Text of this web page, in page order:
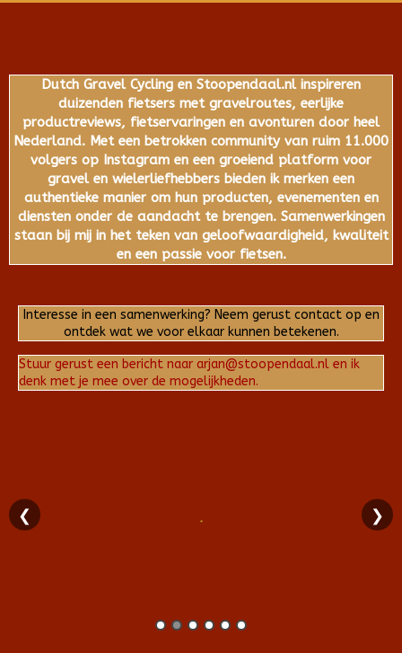
Dutch Gravel Cycling en Stoopendaal.nl inspireren
duizenden fietsers met gravelroutes, eerlijke
productreviews, fietservaringen en avonturen door heel
Nederland. Met een betrokken community van ruim 11.000
volgers op Instagram en een groeiend platform voor
gravel en wielerliefhebbers bieden ik merken een
authentieke manier om hun producten, evenementen en
diensten onder de aandacht te brengen. Samenwerkingen
staan bij mij in het teken van geloofwaardigheid, kwaliteit
en een passie voor fietsen.
Interesse in een samenwerking? Neem gerust contact op en
ontdek wat we voor elkaar kunnen betekenen.
Stuur gerust een bericht naar arjan@stoopendaal.nl en ik
denk met je mee over de mogelijkheden.
❮ ❯